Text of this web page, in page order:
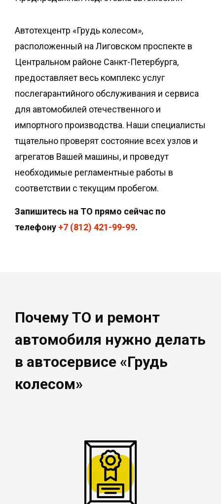
Автотехцентр «Грудь колесом»,
расположенный на Лиговском проспекте в
Центральном районе Санкт-Петербурга,
предоставляет весь комплекс услуг
послегарантийного обслуживания и сервиса
для автомобилей отечественного и
импортного производства. Наши специалисты
тщательно проверят состояние всех узлов и
агрегатов Вашей машины, и проведут
необходимые регламентные работы в
соответствии с текущим пробегом.
Запишитесь на ТО прямо сейчас по
телефону +7 (812) 421-99-99.
Почему ТО и ремонт
автомобиля нужно делать
в автосервисе «Грудь
колесом»